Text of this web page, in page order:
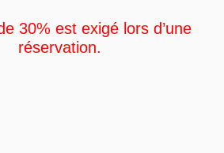
30% est exigé lors d’une
réservation.